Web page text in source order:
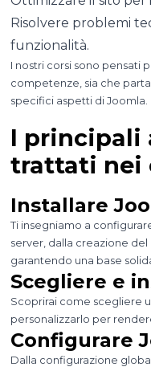
Risolvere problemi
funzionalità.
I nostri corsi sono pensati
competenze, sia che
specifici aspetti di Joomla.
I principali
trattati nei
Installare
Ti insegniamo a
server, dalla creazione
garantendo una base
Scegliere e
Scoprirai come scegliere
personalizzarlo per
Configurare
Dalla configurazione